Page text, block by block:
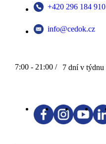
+420 296 184 910
info@cedok.cz
7:00 - 21:00 / 7 dní v týdnu